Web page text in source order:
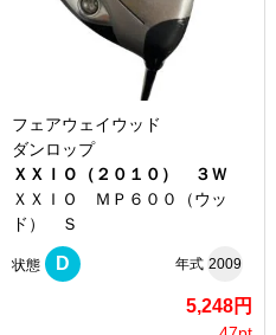
フェアウェイウッド
ダンロップ
ＸＸＩＯ（２０１０） ３Ｗ
ＸＸＩＯ ＭＰ６００（ウッ
ド） Ｓ
状態 D 年式 2009
5,248円